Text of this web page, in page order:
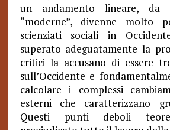
un andamento lineare, da
“moderne”, divenne molto
scienziati sociali in
superato adeguatamente la
critici la accusano di essere
sull’Occidente e
calcolare i complessi
esterni che caratterizzano
Questi punti deboli